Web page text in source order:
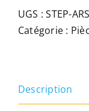
non
réglable
rail
UGS :STEP-
Catégorie :
Description